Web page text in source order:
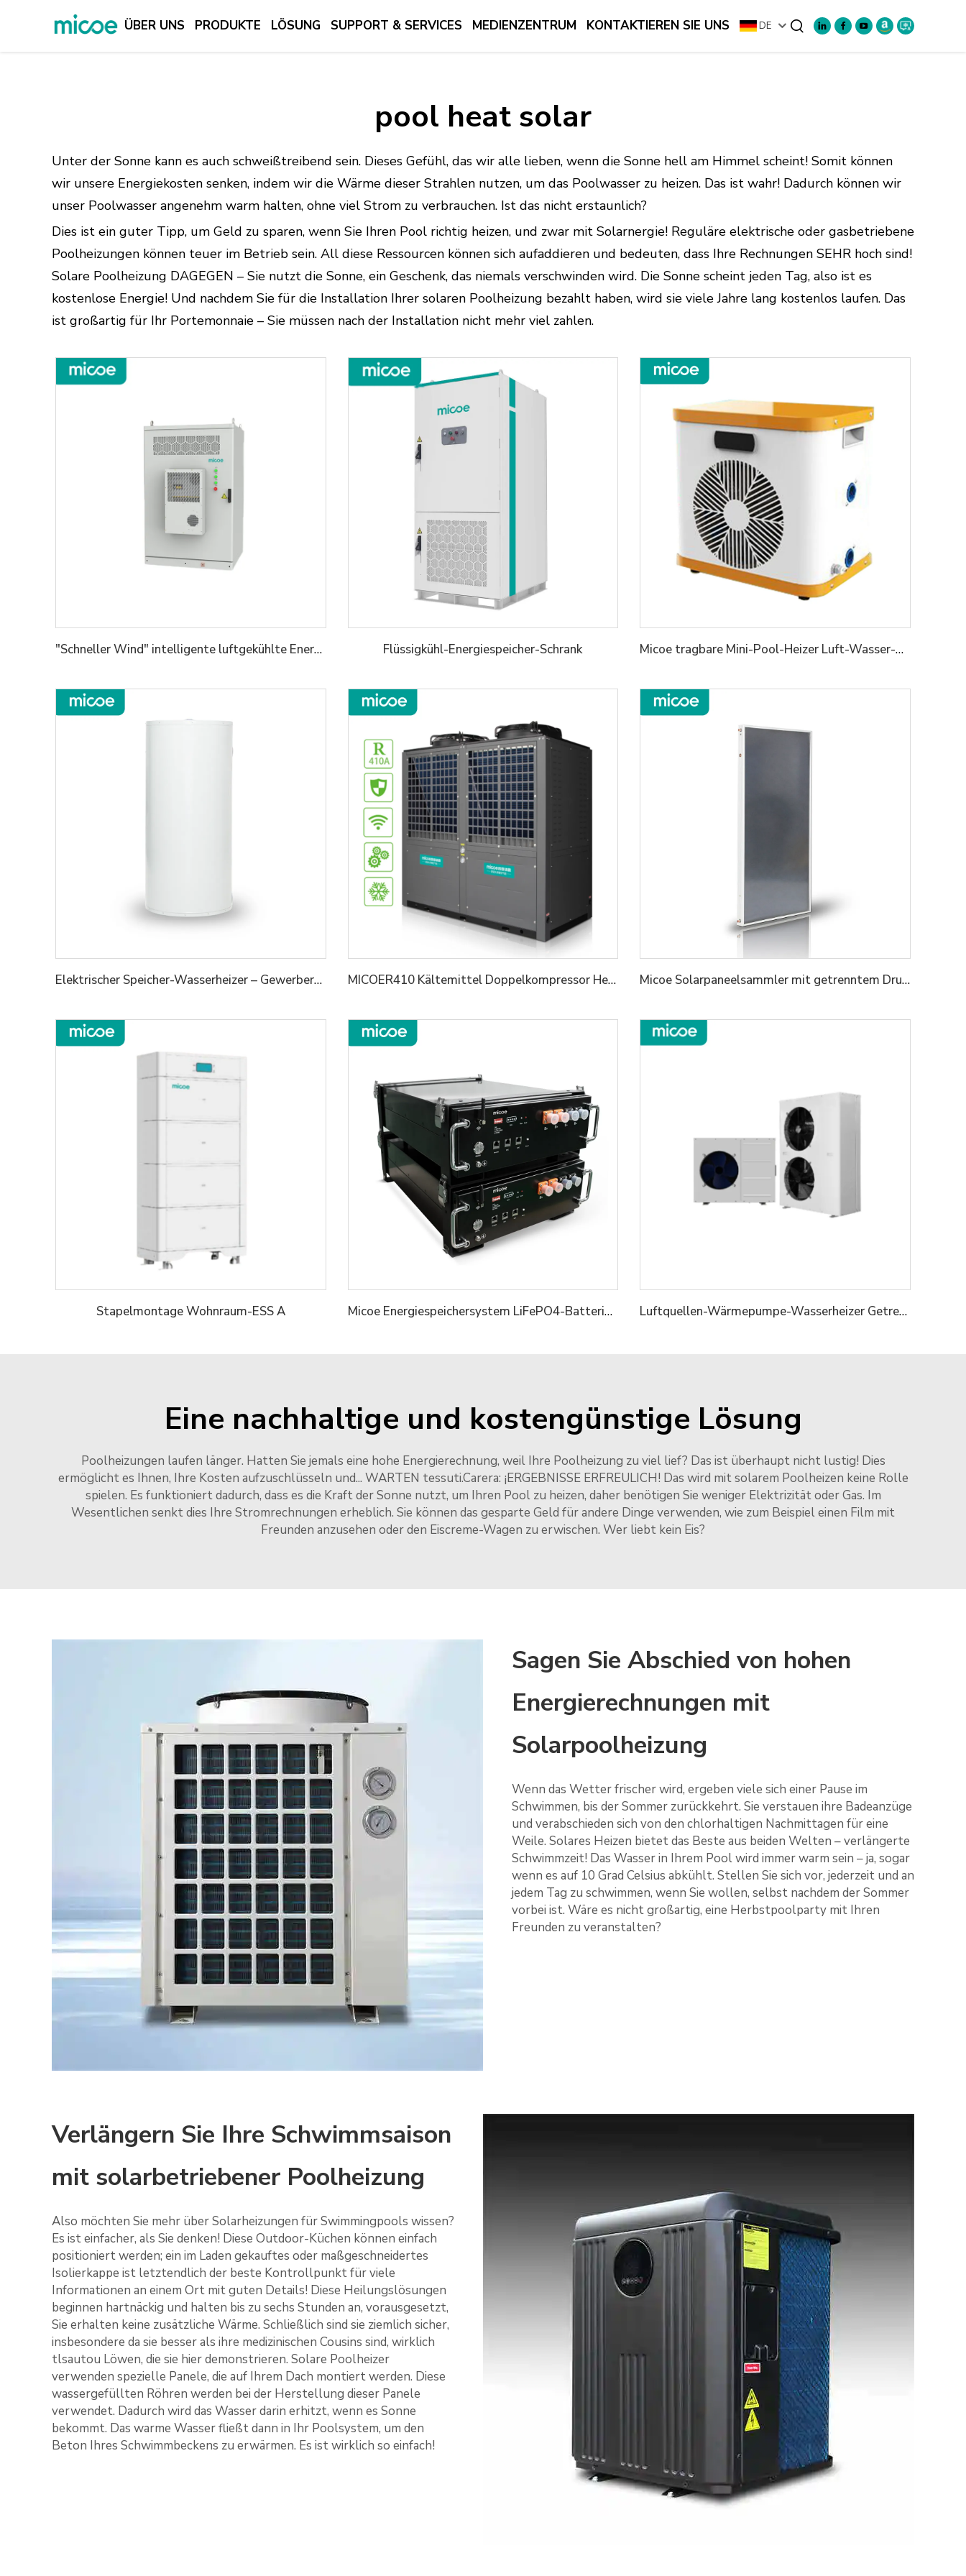
ÜBER UNS PRODUKTE LÖSUNG SUPPORT & SERVICES MEDIENZENTRUM KONTAKTIEREN SIE UNS DE
SUPPORT & SERVICES
MEDIENZENTRUM
KONTAKTIEREN SIE UNS
pool heat solar
Unter der Sonne kann es auch schweißtreibend sein. Dieses Gefühl, das wir alle lieben, wenn die Sonne hell am Himmel scheint! Somit können
wir unsere Energiekosten senken, indem wir die Wärme dieser Strahlen nutzen, um das Poolwasser zu heizen. Das ist wahr! Dadurch können wir
unser Poolwasser angenehm warm halten, ohne viel Strom zu verbrauchen. Ist das nicht erstaunlich?
Dies ist ein guter Tipp, um Geld zu sparen, wenn Sie Ihren Pool richtig heizen, und zwar mit Solarnergie! Reguläre elektrische oder gasbetriebene
Poolheizungen können teuer im Betrieb sein. All diese Ressourcen können sich aufaddieren und bedeuten, dass Ihre Rechnungen SEHR hoch sind!
Solare Poolheizung DAGEGEN – Sie nutzt die Sonne, ein Geschenk, das niemals verschwinden wird. Die Sonne scheint jeden Tag, also ist es
kostenlose Energie! Und nachdem Sie für die Installation Ihrer solaren Poolheizung bezahlt haben, wird sie viele Jahre lang kostenlos laufen. Das
ist großartig für Ihr Portemonnaie – Sie müssen nach der Installation nicht mehr viel zahlen.
"Schneller Wind" intelligente luftgekühlte Energiespeicher-Schrankreihe 48kWh/100kWh Energiespeicherschrank Industrie- und Gewerbekundenergie | Millisekunden-seamloses Wechseln | Kernschutz in allen Klimazonen Flüssigkühl-Energiespeicher-Schrank Micoe tragbare Mini-Pool-Heizer Luft-Wasser-Swimmingpool-Wärmepumpe-Wasserheizer
Elektrischer Speicher-Wasserheizer – Gewerbereihe MICOER410 Kältemittel Doppelkompressor Heißwasser-Systemlösung Wärmepumpe für Gewerbe und Industrie Micoe Solarpaneelsammler mit getrenntem Drucktank 316L
Stapelmontage Wohnraum-ESS A Micoe Energiespeichersystem LiFePO4-Batterie Hochspannung 50V 100V 50Ah Solar-Lithium-Batterie Luftquellen-Wärmepumpe-Wasserheizer Getrenntes System
Eine nachhaltige und kostengünstige Lösung
Poolheizungen laufen länger. Hatten Sie jemals eine hohe Energierechnung, weil Ihre Poolheizung zu viel lief? Das ist überhaupt nicht lustig! Dies
ermöglicht es Ihnen, Ihre Kosten aufzuschlüsseln und... WARTEN tessuti.Carera: ¡ERGEBNISSE ERFREULICH! Das wird mit solarem Poolheizen keine Rolle
spielen. Es funktioniert dadurch, dass es die Kraft der Sonne nutzt, um Ihren Pool zu heizen, daher benötigen Sie weniger Elektrizität oder Gas. Im
Wesentlichen senkt dies Ihre Stromrechnungen erheblich. Sie können das gesparte Geld für andere Dinge verwenden, wie zum Beispiel einen Film mit
Freunden anzusehen oder den Eiscreme-Wagen zu erwischen. Wer liebt kein Eis?
Sagen Sie Abschied von hohen
Energierechnungen mit
Solarpoolheizung
Wenn das Wetter frischer wird, ergeben viele sich einer Pause im
Schwimmen, bis der Sommer zurückkehrt. Sie verstauen ihre Badeanzüge
und verabschieden sich von den chlorhaltigen Nachmittagen für eine
Weile. Solares Heizen bietet das Beste aus beiden Welten – verlängerte
Schwimmzeit! Das Wasser in Ihrem Pool wird immer warm sein – ja, sogar
wenn es auf 10 Grad Celsius abkühlt. Stellen Sie sich vor, jederzeit und an
jedem Tag zu schwimmen, wenn Sie wollen, selbst nachdem der Sommer
vorbei ist. Wäre es nicht großartig, eine Herbstpoolparty mit Ihren
Freunden zu veranstalten?
Verlängern Sie Ihre Schwimmsaison
mit solarbetriebener Poolheizung
Also möchten Sie mehr über Solarheizungen für Swimmingpools wissen?
Es ist einfacher, als Sie denken! Diese Outdoor-Küchen können einfach
positioniert werden; ein im Laden gekauftes oder maßgeschneidertes
Isolierkappe ist letztendlich der beste Kontrollpunkt für viele
Informationen an einem Ort mit guten Details! Diese Heilungslösungen
beginnen hartnäckig und halten bis zu sechs Stunden an, vorausgesetzt,
Sie erhalten keine zusätzliche Wärme. Schließlich sind sie ziemlich sicher,
insbesondere da sie besser als ihre medizinischen Cousins sind, wirklich
tlsautou Löwen, die sie hier demonstrieren. Solare Poolheizer
verwenden spezielle Panele, die auf Ihrem Dach montiert werden. Diese
wassergefüllten Röhren werden bei der Herstellung dieser Panele
verwendet. Dadurch wird das Wasser darin erhitzt, wenn es Sonne
bekommt. Das warme Wasser fließt dann in Ihr Poolsystem, um den
Beton Ihres Schwimmbeckens zu erwärmen. Es ist wirklich so einfach!